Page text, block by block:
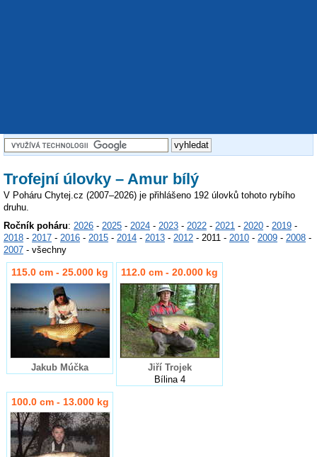
Trofejní úlovky – Amur bílý
V Poháru Chytej.cz (2007–2026) je přihlášeno 192 úlovků tohoto rybího
druhu.
Ročník poháru: 2026 - 2025 - 2024 - 2023 - 2022 - 2021 - 2020 - 2019 -
2018 - 2017 - 2016 - 2015 - 2014 - 2013 - 2012 - 2011 - 2010 - 2009 - 2008 -
2007 - všechny
115.0 cm - 25.000 kg
Jakub Múčka
112.0 cm - 20.000 kg
Jiří Trojek
Bílina 4
100.0 cm - 13.000 kg